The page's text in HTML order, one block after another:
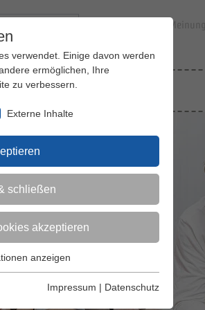
Ihre
Erwachsene
verwendet. Einige davon werden
ermöglichen, Ihre
zu verbessern.
Externe Inhalte
schließen
akzeptieren
Funktionen der
anzeigen
Impressum | Datenschutz